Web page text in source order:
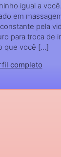
igual a
em
pela
para troca de
que você [...]
completo